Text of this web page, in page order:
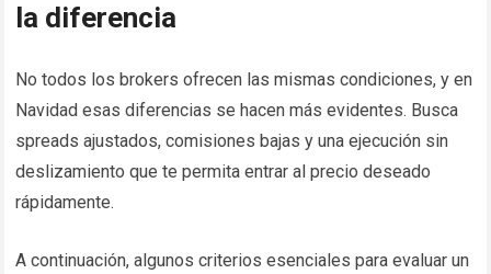
la diferencia
No todos los brokers ofrecen las mismas condiciones, y en
Navidad esas diferencias se hacen más evidentes. Busca
spreads ajustados, comisiones bajas y una ejecución sin
deslizamiento que te permita entrar al precio deseado
rápidamente.
A continuación, algunos criterios esenciales para evaluar un